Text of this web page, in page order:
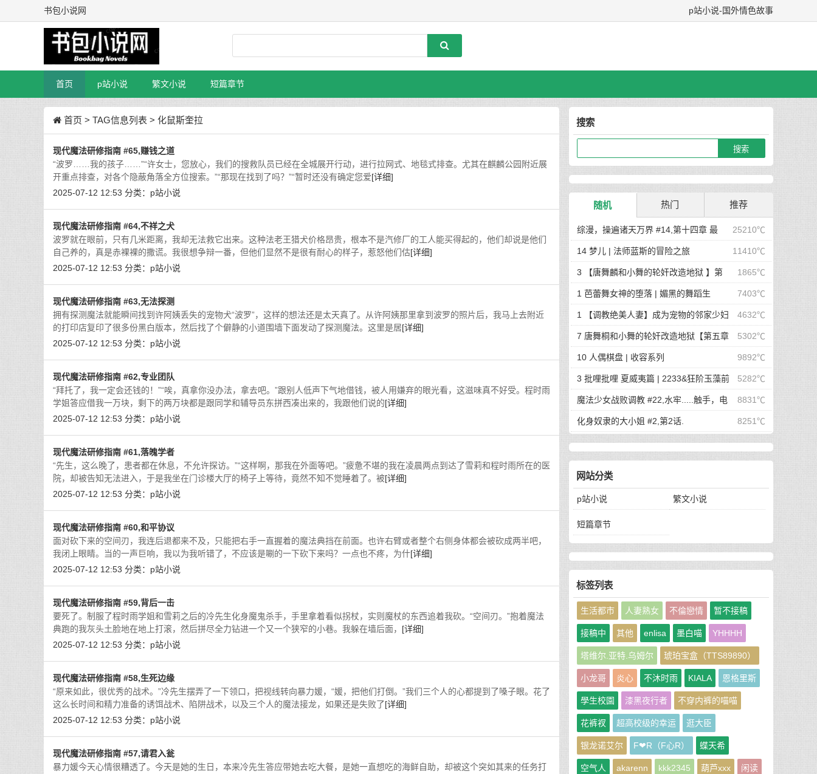
书包小说网 p站小说-国外情色故事
首页 p站小说 繁文小说 短篇章节
首页 > TAG信息列表 > 化鼠斯奎拉
现代魔法研修指南 #65,赚钱之道
“波罗……我的孩子……”“许女士，您放心，我们的搜救队员已经在全城展开行动，进行拉网式、地毯式排查。尤其在麒麟公园附近展
开重点排查，对各个隐蔽角落全方位搜索。”“那现在找到了吗？”“暂时还没有确定您爱[详细]
2025-07-12 12:53 分类： p站小说
现代魔法研修指南 #64,不祥之犬
波罗就在眼前，只有几米距离，我却无法救它出来。这种法老王猎犬价格昂贵，根本不是汽修厂的工人能买得起的，他们却说是他们
自己养的，真是赤裸裸的撒谎。我很想争辩一番，但他们显然不是很有耐心的样子，惹怒他们估[详细]
2025-07-12 12:53 分类： p站小说
现代魔法研修指南 #63,无法探测
拥有探测魔法就能瞬间找到许阿姨丢失的宠物犬“波罗”，这样的想法还是太天真了。从许阿姨那里拿到波罗的照片后，我马上去附近
的打印店复印了很多份黑白版本，然后找了个僻静的小道围墙下面发动了探测魔法。这里是居[详细]
2025-07-12 12:53 分类： p站小说
现代魔法研修指南 #62,专业团队
“拜托了，我一定会还钱的！”“唉，真拿你没办法，拿去吧。”跟别人低声下气地借钱，被人用嫌弃的眼光看，这滋味真不好受。程时雨
学姐答应借我一万块，剩下的两万块都是跟同学和辅导员东拼西凑出来的，我跟他们说的[详细]
2025-07-12 12:53 分类： p站小说
现代魔法研修指南 #61,落魄学者
“先生，这么晚了，患者都在休息，不允许探访。”“这样啊，那我在外面等吧。”疲惫不堪的我在凌晨两点到达了雪莉和程时雨所在的医
院，却被告知无法进入，于是我坐在门诊楼大厅的椅子上等待，竟然不知不觉睡着了。被[详细]
2025-07-12 12:53 分类： p站小说
现代魔法研修指南 #60,和平协议
面对砍下来的空间刃，我连后退都来不及，只能把右手一直握着的魔法典挡在前面。也许右臂或者整个右侧身体都会被砍成两半吧，
我闭上眼睛。当的一声巨响，我以为我听错了，不应该是唰的一下砍下来吗？一点也不疼，为什[详细]
2025-07-12 12:53 分类： p站小说
现代魔法研修指南 #59,背后一击
要死了。制服了程时雨学姐和雪莉之后的冷先生化身魔鬼杀手，手里拿着看似拐杖，实则魔杖的东西追着我砍。“空间刃。”抱着魔法
典跑的我灰头土脸地在地上打滚，然后拼尽全力钻进一个又一个狭窄的小巷。我躲在墙后面， [详细]
2025-07-12 12:53 分类： p站小说
现代魔法研修指南 #58,生死边缘
“原来如此，很优秀的战术。”冷先生摆弄了一下领口，把视线转向暴力媛，“媛，把他们打倒。”我们三个人的心都提到了嗓子眼。花了
这么长时间和精力准备的诱饵战术、陷阱战术，以及三个人的魔法接龙，如果还是失败了[详细]
2025-07-12 12:53 分类： p站小说
现代魔法研修指南 #57,请君入瓮
暴力媛今天心情很糟透了。今天是她的生日，本来冷先生答应带她去吃大餐，是她一直想吃的海鲜自助，却被这个突如其来的任务打
搜索
随机 热门 推荐
25210℃
综漫，操遍诸天万界 #14,第十四章 最
后在岛屿上的狂欢派对 11410℃
14 梦儿 | 法师蓝斯的冒险之旅
1865℃
3 【唐舞麟和小舞的轮奸改造地狱 】第
一章 惊世魔王现身 | 斗罗大陆同人 7403℃
1 芭蕾舞女神的堕落 | 媚黑的舞蹈生
4632℃
1 【调教绝美人妻】成为宠物的邻家少妇
| 成为宠物的邻家少妇 5302℃
7 唐舞桐和小舞的轮奸改造地狱【第五章
最终的沦陷】 | 斗罗大陆同人 9892℃
10 人偶棋盘 | 收容系列
5282℃
3 批哩批哩 夏威夷篇 | 2233&狂阶玉藻前
篇 8831℃
魔法少女战败调教 #22,水牢.....触手，电
击，冰块，高潮寸止.....我在干什么啊我 8251℃
化身奴隶的大小姐 #2,第2话.
网站分类
p站小说 繁文小说
短篇章节
标签列表
生活都市 人妻熟女 不倫戀情 暂不接稿
接稿中 其他 enlisa 墨白喵 YHHHH
塔维尔.亚特.乌姆尔 琥珀宝盒（TTS89890）
小龙哥 炎心 不沐时雨 KIALA 恩格里斯
學生校園 漆黑夜行者 不穿内裤的喵喵
花裤衩 超高校级的幸运 逛大臣
银龙诺艾尔 F❤R（F心R） 蝶天希
空气人 akarenn kkk2345 葫芦xxx 闲读